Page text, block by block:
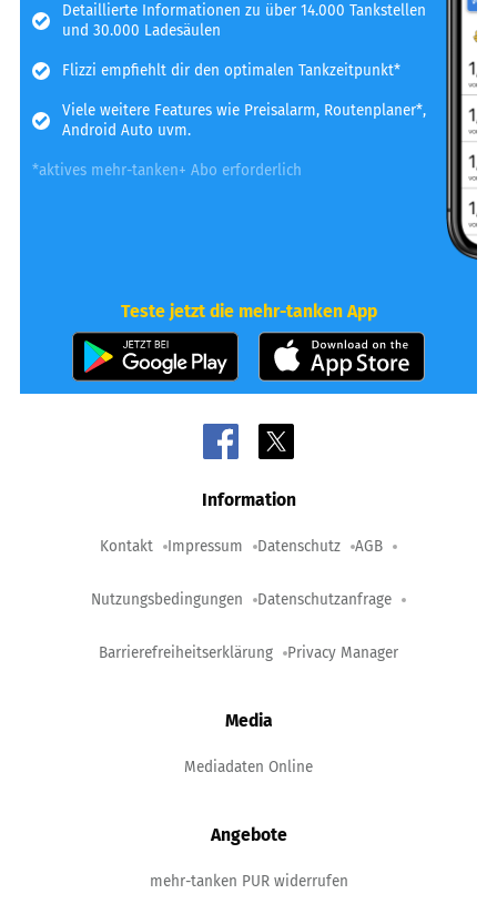
Detaillierte Informationen zu über 14.000 Tankstellen
und 30.000 Ladesäulen
Flizzi empfiehlt dir den optimalen Tankzeitpunkt*
Viele weitere Features wie Preisalarm, Routenplaner*,
Android Auto uvm.
*aktives mehr-tanken+ Abo erforderlich
Teste jetzt die mehr-tanken App
Information
Kontakt Impressum Datenschutz AGB
Nutzungsbedingungen Datenschutzanfrage
Barrierefreiheitserklärung Privacy Manager
Media
Mediadaten Online
Angebote
mehr-tanken PUR widerrufen